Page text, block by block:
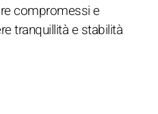
compromessi e
tranquillità e stabilità